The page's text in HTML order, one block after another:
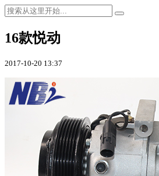
16款悦动
2017-10-20 13:37